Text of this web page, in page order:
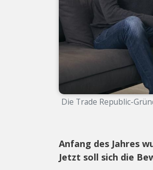
Die Trade Republic-
Anfang des Jahres
Jetzt soll sich die